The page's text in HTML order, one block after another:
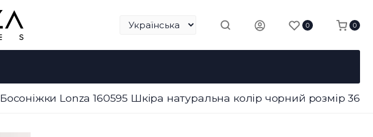
0 0
Босоніжки Lonza 160595 Шкіра натуральна колір чорний розмір 36